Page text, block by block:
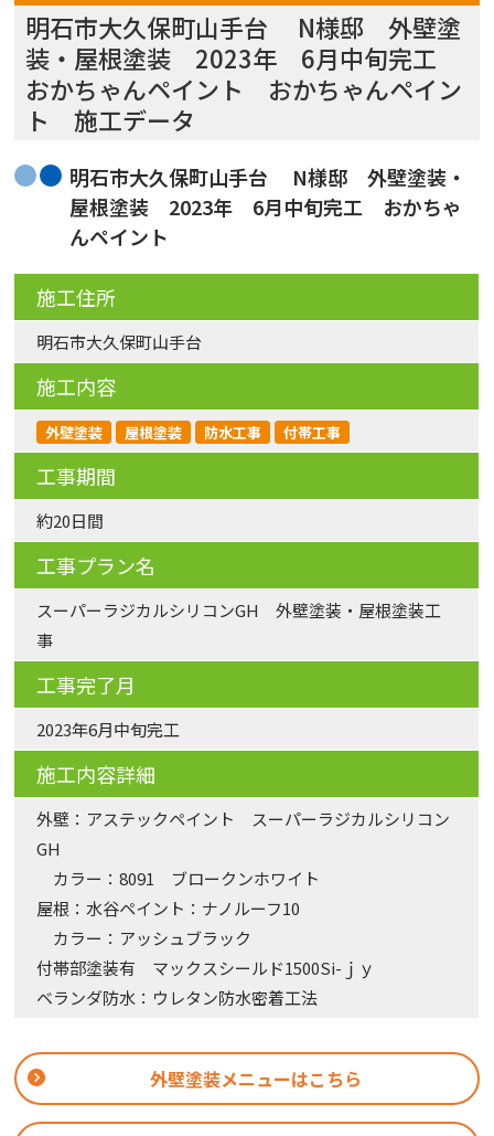
明石市大久保町山手台 N様邸 外壁塗
装・屋根塗装 2023年 6月中旬完工
おかちゃんペイント おかちゃんペイン
ト 施工データ
明石市大久保町山手台 N様邸 外壁塗装・
屋根塗装 2023年 6月中旬完工 おかちゃ
んペイント
施工住所
明石市大久保町山手台
施工内容
外壁塗装 屋根塗装 防水工事 付帯工事
工事期間
約20日間
工事プラン名
スーパーラジカルシリコンGH 外壁塗装・屋根塗装工
事
工事完了月
2023年6月中旬完工
施工内容詳細
外壁：アステックペイント スーパーラジカルシリコン
GH
カラー：8091 ブロークンホワイト
屋根：水谷ペイント：ナノルーフ10
カラー：アッシュブラック
付帯部塗装有 マックスシールド1500Si-ｊｙ
ベランダ防水：ウレタン防水密着工法
外壁塗装メニューはこちら